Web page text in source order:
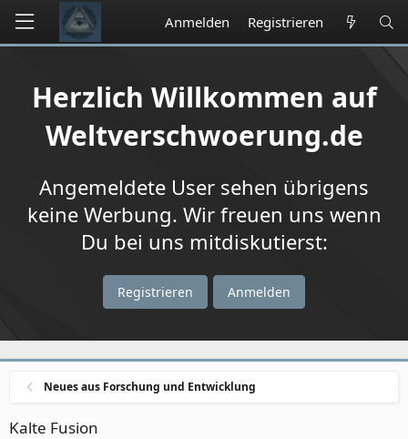
Anmelden Registrieren
Herzlich Willkommen auf
Weltverschwoerung.de
Angemeldete User sehen übrigens
keine Werbung. Wir freuen uns wenn
Du bei uns mitdiskutierst:
Registrieren Anmelden
Neues aus Forschung und Entwicklung
Kalte Fusion